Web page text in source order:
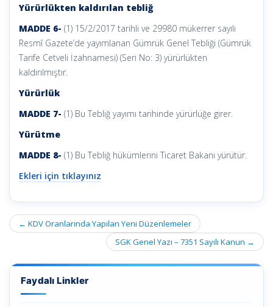
Yürürlükten kaldırılan tebliğ
MADDE 6- (1) 15/2/2017 tarihli ve 29980 mükerrer sayılı
Resmî Gazete’de yayımlanan Gümrük Genel Tebliği (Gümrük
Tarife Cetveli İzahnamesi) (Seri No: 3) yürürlükten
kaldırılmıştır.
Yürürlük
MADDE 7- (1) Bu Tebliğ yayımı tarihinde yürürlüğe girer.
Yürütme
MADDE 8- (1) Bu Tebliğ hükümlerini Ticaret Bakanı yürütür.
Ekleri için tıklayınız
Post
navigation
← KDV Oranlarında Yapılan Yeni Düzenlemeler
SGK Genel Yazı – 7351 Sayılı Kanun →
Faydalı Linkler